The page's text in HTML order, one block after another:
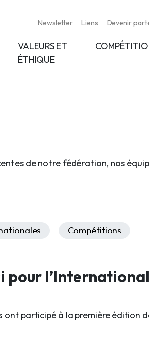
Newsletter Liens Devenir
VALEURS ET
ÉTHIQUE
de notre fédération, nos
Compétitions
pour
ont participé à la première édition